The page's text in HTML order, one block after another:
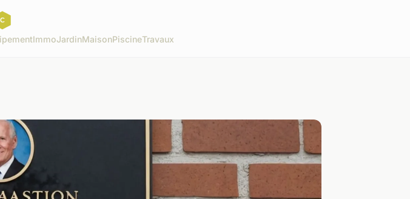
ImmoJardinMaisonPiscineTravaux